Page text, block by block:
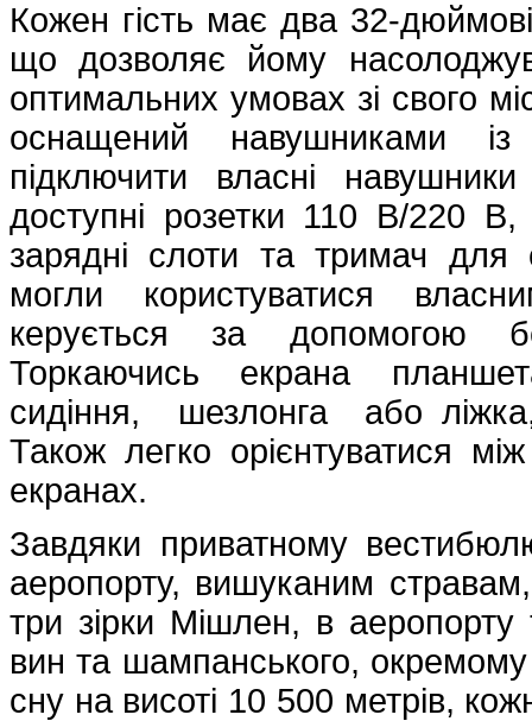
Кожен гість має два 32-
що дозволяє йому
оптимальних умовах зі свого
оснащений навушниками
підключити власні
доступні розетки 110 В/220
зарядні слоти та тримач
могли користуватися
керується за допомогою
Торкаючись екрана
сидіння, шезлонга або
Також легко орієнтуватися
екранах.
Завдяки приватному
аеропорту, вишуканим
три зірки Мішлен, в аеропорту
вин та шампанського,
сну на висоті 10 500 метрів,